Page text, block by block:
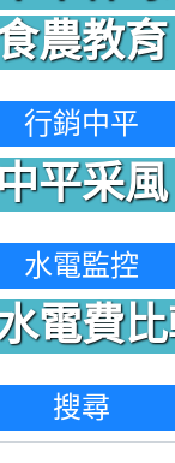
農教育
行銷中平
中平采風
水電監控
電費
搜尋